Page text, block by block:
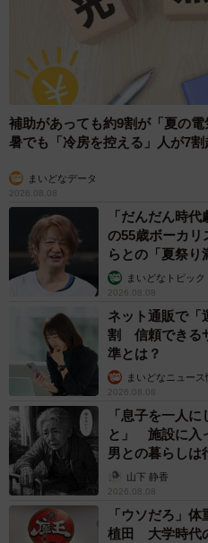
補助があっても約9割が「夏の
暑でも「冷房を控える」人が7割
まいどなデータ
2026.08.08
「だんだん時
の55歳ボーカ
らとの「夏祭り
まいどなトピック
2026.08.08
ネット通販で「
割 信頼できる
準とは？
まいどなニュース
2026.08.08
「息子を一人
と」 施設に入
男との暮らし
から】山下 静香
2026.08.08
「ウソだろ」
植田 大学時代